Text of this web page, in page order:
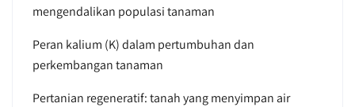
mengendalikan populasi tanaman
Peran kalium (K) dalam pertumbuhan dan
perkembangan tanaman
Pertanian regeneratif: tanah yang menyimpan air